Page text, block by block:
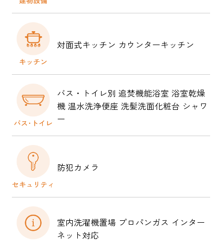
対面式キッチン カウンターキッチン
バス・トイレ別 追焚機能浴室 浴室乾燥
機 温水洗浄便座 洗髪洗面化粧台 シャワ
ー
防犯カメラ
室内洗濯機置場 プロパンガス インター
ネット対応